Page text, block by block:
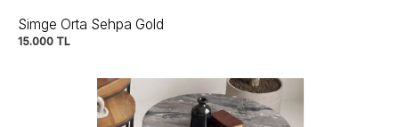
Simge Orta Sehpa Gold
15.000 TL